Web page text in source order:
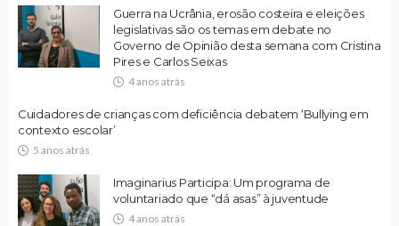
Guerra na Ucrânia, erosão costeira e eleições
legislativas são os temas em debate no
Governo de Opinião desta semana com Cristina
Pires e Carlos Seixas
4 anos atrás
Cuidadores de crianças com deficiência debatem ‘Bullying em
contexto escolar’
5 anos atrás
Imaginarius Participa: Um programa de
voluntariado que “dá asas” à juventude
4 anos atrás